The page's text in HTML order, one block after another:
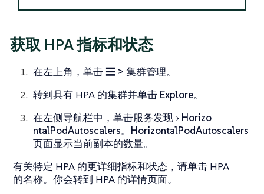
获取 HPA 指标和状态
在左上角，单击 ☰ > 集群管理。
转到具有 HPA 的集群并单击 Explore。
在左侧导航栏中，单击服务发现
Horizo​​
ntalPodAutoscalers。 Horizo​​ntalPodAutoscalers
页面显示当前副本的数量。
有关特定 HPA 的更详细指标和状态，请单击 HPA
的名称。你会转到 HPA 的详情页面。